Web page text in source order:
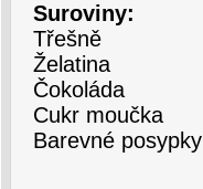
Suroviny:
Třešně
Želatina
Čokoláda
Cukr moučka
Barevné posypky